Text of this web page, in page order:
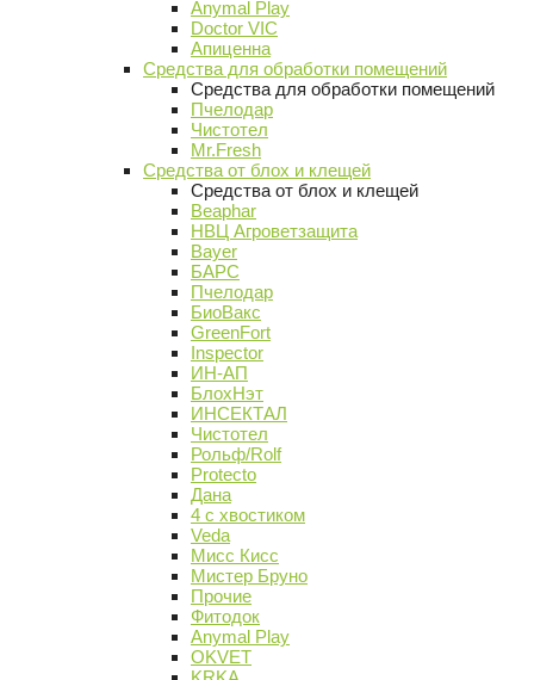
Anymal Play
Doctor VIC
Апиценна
Средства для обработки помещений
Средства для обработки помещений
Пчелодар
Чистотел
Mr.Fresh
Средства от блох и клещей
Средства от блох и клещей
Beaphar
НВЦ Агроветзащита
Bayer
БАРС
Пчелодар
БиоВакс
GreenFort
Inspector
ИН-АП
БлохНэт
ИНСЕКТАЛ
Чистотел
Рольф/Rolf
Protecto
Дана
4 с хвостиком
Veda
Мисс Кисс
Мистер Бруно
Прочие
Фитодок
Anymal Play
OKVET